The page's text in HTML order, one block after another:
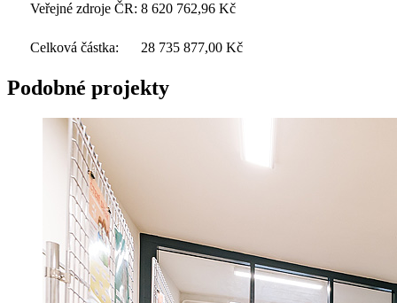
Veřejné zdroje ČR: 8 620 762,96 Kč
Celková částka: 28 735 877,00 Kč
Podobné projekty